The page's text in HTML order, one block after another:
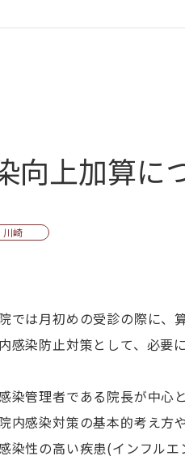
向上加算に
川崎
では月初めの受診の際に、
感染防止対策として、必要
染管理者である院長が中心
内感染対策の基本的考え方
染性の高い疾患(インフルエ